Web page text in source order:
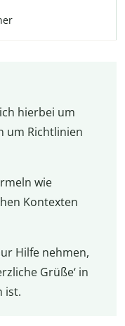
hierbei um
um Richtlinien
wie
Kontexten
Hilfe nehmen,
Grüße‘ in
ist.